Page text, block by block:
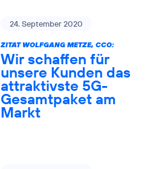
24. September 2020
ZITAT WOLFGANG METZE, CCO:
Wir schaffen für
unsere Kunden das
attraktivste 5G-
Gesamtpaket am
Markt